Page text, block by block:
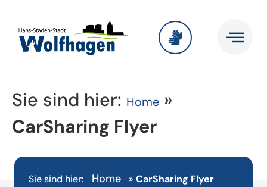
Sie sind hier: Home »
CarSharing Flyer
Sie sind hier: Home » CarSharing Flyer